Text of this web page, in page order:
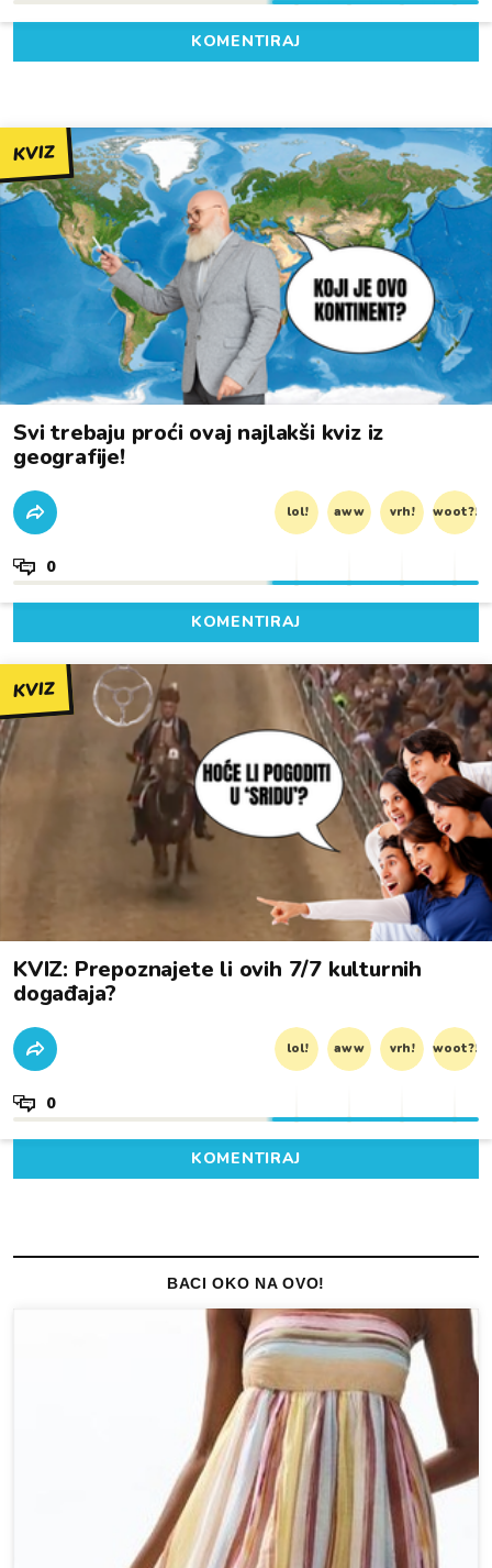
KOMENTIRAJ
KVIZ
Svi trebaju proći ovaj najlakši kviz iz
geografije!
lol! aww vrh! woot?!
0
KOMENTIRAJ
KVIZ
KVIZ: Prepoznajete li ovih 7/7 kulturnih
događaja?
lol! aww vrh! woot?!
0
KOMENTIRAJ